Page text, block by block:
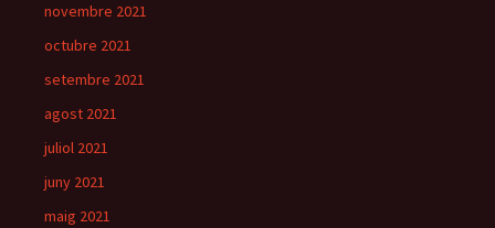
novembre 2021
octubre 2021
setembre 2021
agost 2021
juliol 2021
juny 2021
maig 2021